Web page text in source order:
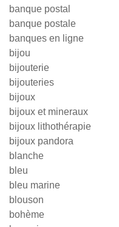
banque postal
banque postale
banques en ligne
bijou
bijouterie
bijouteries
bijoux
bijoux et mineraux
bijoux lithothérapie
bijoux pandora
blanche
bleu
bleu marine
blouson
bohème